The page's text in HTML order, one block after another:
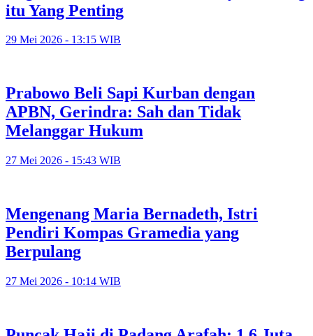
itu Yang Penting
29 Mei 2026 - 13:15 WIB
Prabowo Beli Sapi Kurban dengan
APBN, Gerindra: Sah dan Tidak
Melanggar Hukum
27 Mei 2026 - 15:43 WIB
Mengenang Maria Bernadeth, Istri
Pendiri Kompas Gramedia yang
Berpulang
27 Mei 2026 - 10:14 WIB